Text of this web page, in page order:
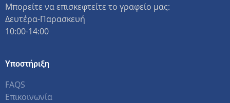
Μπορείτε να επισκεφτείτε το γραφείο μας:
Δευτέρα-Παρασκευή
10:00-14:00
Υποστήριξη
FAQS
Επικοινωνία